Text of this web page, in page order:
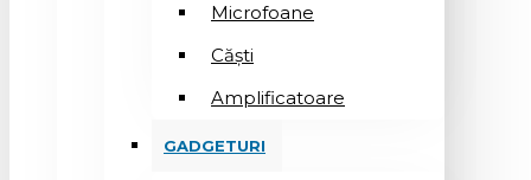
Microfoane
Căşti
Amplificatoare
GADGETURI